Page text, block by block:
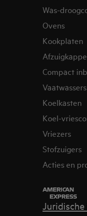
Was-
Ovens
Kookplaten
Compact
Vaatwassers
Koelkasten
Koel-
Vriezers
Stofzuigers
Acties en